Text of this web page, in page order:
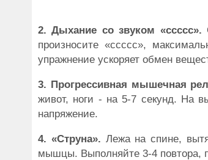
2. Дыхание со звуком «ссссс».
произносите «ссссс»,
упражнение ускоряет обмен
3. Прогрессивная мышечная
живот, ноги - на 5-7 секунд. На
напряжение.
4. «Струна». Лежа на спине,
мышцы. Выполняйте 3-4 повтора,